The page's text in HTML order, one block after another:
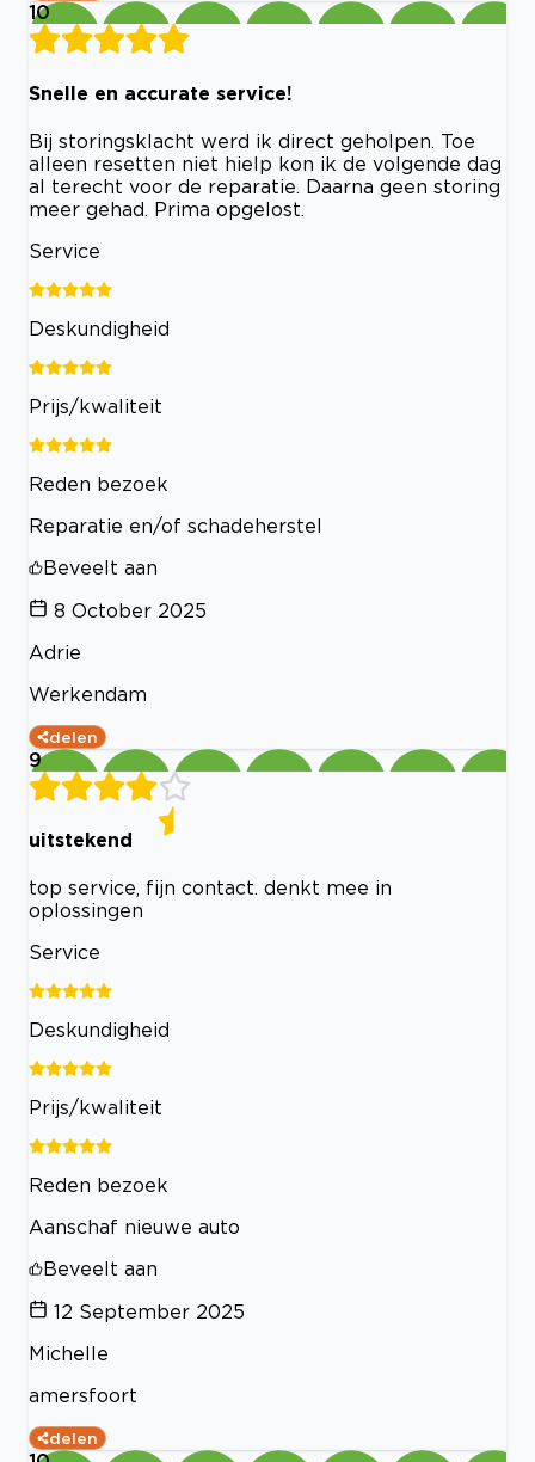
10
Snelle en accurate service!
Bij storingsklacht werd ik direct geholpen. Toe
alleen resetten niet hielp kon ik de volgende dag
al terecht voor de reparatie. Daarna geen storing
meer gehad. Prima opgelost.
Service
Deskundigheid
Prijs/kwaliteit
Reden bezoek
Reparatie en/of schadeherstel
Beveelt aan
8 October 2025
Adrie
Werkendam
delen
9
uitstekend
top service, fijn contact. denkt mee in
oplossingen
Service
Deskundigheid
Prijs/kwaliteit
Reden bezoek
Aanschaf nieuwe auto
Beveelt aan
12 September 2025
Michelle
amersfoort
delen